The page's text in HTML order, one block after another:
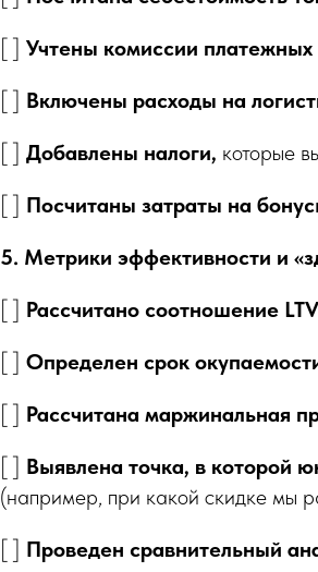
[ ] Учтены комиссии платежных
[ ] Включены расходы на
[ ] Добавлены налоги, которые
[ ] Посчитаны затраты на
5. Метрики эффективности и
[ ] Рассчитано соотношение
[ ] Определен срок
[ ] Рассчитана маржинальная
[ ] Выявлена точка, в которой
(например, при какой скидке мы
[ ] Проведен сравнительный